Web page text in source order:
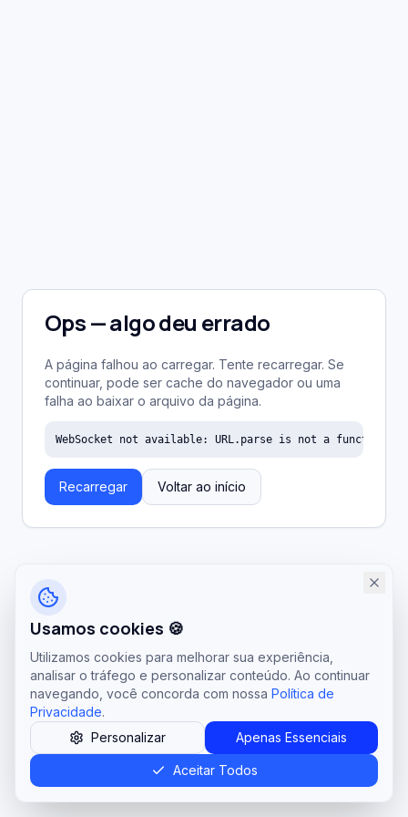
Ops — algo deu errado
A página falhou ao carregar. Tente recarregar. Se
continuar, pode ser cache do navegador ou uma
falha ao baixar o arquivo da página.
WebSocket not available: URL.parse is not a function
Recarregar Voltar ao início
Usamos cookies 🍪
Utilizamos cookies para melhorar sua experiência,
analisar o tráfego e personalizar conteúdo. Ao continuar
navegando, você concorda com nossa Política de
Privacidade.
Personalizar
Apenas Essenciais
Aceitar Todos